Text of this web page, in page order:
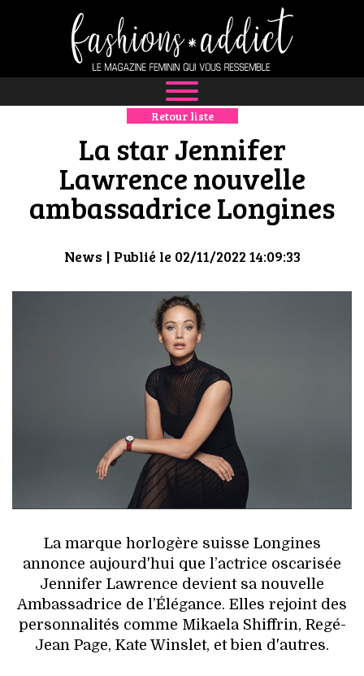
NEWS
MODE
LUXE
DÉFILÉS
BOUTIQUE
CULTURE
HIGH TECH
MAISON
AUTO
LIEUX TENDANCES
BEAUTÉ
MODE DE RUE
JEUNES CRÉATEURS
HISTOIRE DES MARQUES
Retour liste
La star Jennifer
Lawrence nouvelle
ambassadrice Longines
News | Publié le 02/11/2022 14:09:33
La marque horlogère suisse Longines
annonce aujourd'hui que l’actrice oscarisée
Jennifer Lawrence devient sa nouvelle
Ambassadrice de l’Élégance. Elles rejoint des
personnalités comme Mikaela Shiffrin, Regé-
Jean Page, Kate Winslet, et bien d'autres.